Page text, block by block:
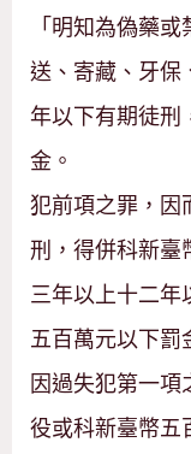
「明知為偽藥
送、寄藏、牙保
年以下有期徒刑
金。
犯前項之罪，因
刑，得併科新臺
三年以上十二年
五百萬元以下罰
因過失犯第一項
役或科新臺幣五